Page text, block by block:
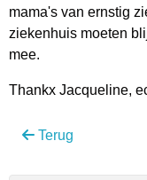
mama's van ernstig
ziekenhuis moeten
mee.
Thankx Jacqueline,
Terug